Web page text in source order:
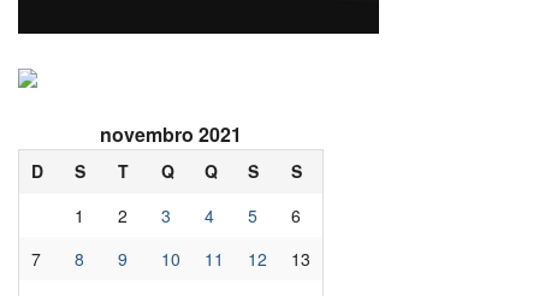
novembro 2021
D S T Q Q S
S
1
2 3 4 5
6
7
8 9 10 11 12
13